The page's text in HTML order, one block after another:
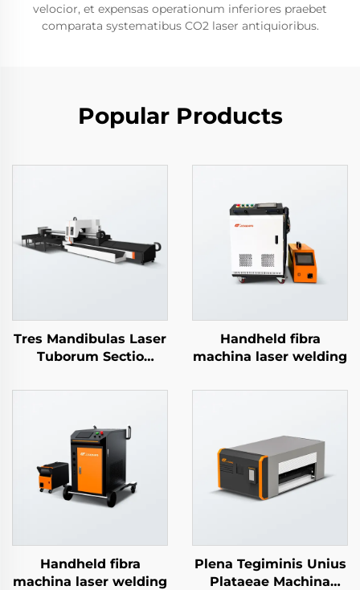
velocior, et expensas operationum inferiores praebet
comparata systematibus CO2 laser antiquioribus.
Popular Products
Tres Mandibulas Laser
Tuborum Sectio
Handheld fibra
machina laser welding
Handheld fibra
machina laser welding
Plena Tegiminis Unius
Plataeae Machina